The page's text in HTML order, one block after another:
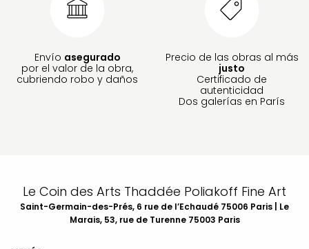
Envío asegurado
por el valor de la obra,
cubriendo robo y daños
Precio de las obras al más
justo
Certificado de
autenticidad
Dos galerías en París
Le Coin des Arts Thaddée Poliakoff Fine Art
Saint-Germain-des-Prés, 6 rue de l’Echaudé 75006 Paris | Le
Marais, 53, rue de Turenne 75003 Paris